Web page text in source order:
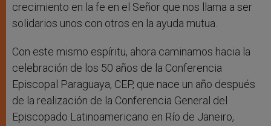
crecimiento en la fe en el Señor que nos llama a ser
solidarios unos con otros en la ayuda mutua.
Con este mismo espíritu, ahora caminamos hacia la
celebración de los 50 años de la Conferencia
Episcopal Paraguaya, CEP, que nace un año después
de la realización de la Conferencia General del
Episcopado Latinoamericano en Río de Janeiro,